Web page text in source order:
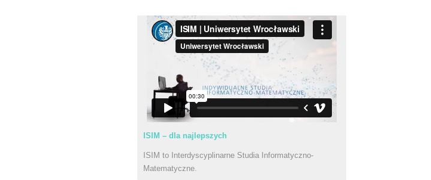
ISIM – dla najlepszych
ISIM to Interdyscyplinarne Studia Informatyczno-
Matematyczne.